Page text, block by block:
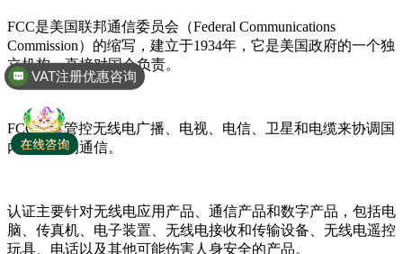
FCC是美国联邦通信委员会（Federal Communications
Commission）的缩写，建立于1934年，它是美国政府的一个独
立机构，直接对国会负责。
FCC通过管控无线电广播、电视、电信、卫星和电缆来协调国
内和国际的通信。
认证主要针对无线电应用产品、通信产品和数字产品，包括电
脑、传真机、电子装置、无线电接收和传输设备、无线电遥控
玩具、电话以及其他可能伤害人身安全的产品。
VAT注册优惠咨询